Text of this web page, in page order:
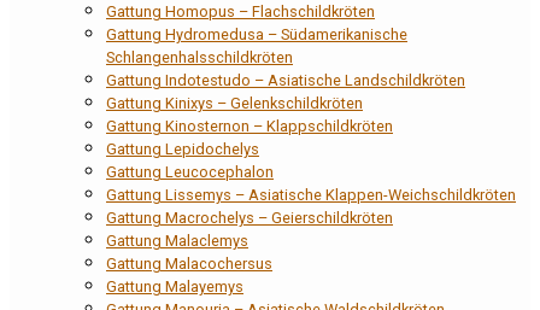
Gattung Homopus – Flachschildkröten
Gattung Hydromedusa – Südamerikanische
Schlangenhalsschildkröten
Gattung Indotestudo – Asiatische Landschildkröten
Gattung Kinixys – Gelenkschildkröten
Gattung Kinosternon – Klappschildkröten
Gattung Lepidochelys
Gattung Leucocephalon
Gattung Lissemys – Asiatische Klappen-Weichschildkröten
Gattung Macrochelys – Geierschildkröten
Gattung Malaclemys
Gattung Malacochersus
Gattung Malayemys